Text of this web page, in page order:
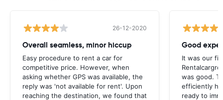
26-12-2020
Overall seamless, minor hiccup
Easy procedure to rent a car for
competitive price. However, when
asking whether GPS was available, the
reply was 'not available for rent'. Upon
reaching the destination, we found that
Good
It was our
was good.
efficiently
ready to